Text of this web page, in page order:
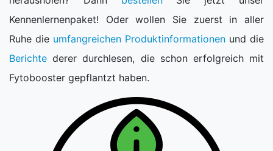
Kennenlernenpaket! Oder wollen Sie zuerst in aller
Ruhe die umfangreichen Produktinformationen und die
Berichte derer durchlesen, die schon erfolgreich mit
Fytobooster gepflantzt haben.